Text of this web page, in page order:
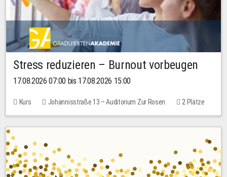
Stress reduzieren – Burnout vorbeugen
17.08.2026 07:00 bis 17.08.2026 15:00
Kurs Johannisstraße 13 – Auditorium Zur Rosen
2 Plätze
10,00 EUR